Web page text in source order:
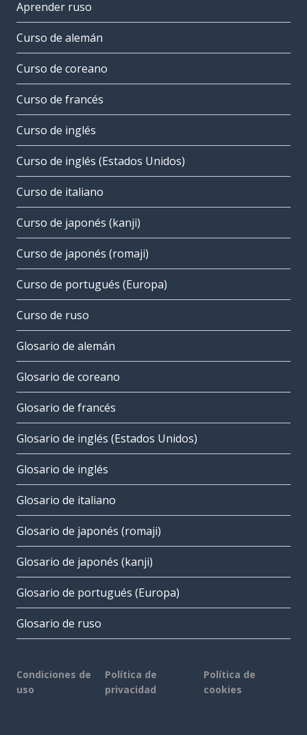
Aprender ruso
Curso de alemán
Curso de coreano
Curso de francés
Curso de inglés
Curso de inglés (Estados Unidos)
Curso de italiano
Curso de japonés (kanji)
Curso de japonés (romaji)
Curso de portugués (Europa)
Curso de ruso
Glosario de alemán
Glosario de coreano
Glosario de francés
Glosario de inglés (Estados Unidos)
Glosario de inglés
Glosario de italiano
Glosario de japonés (romaji)
Glosario de japonés (kanji)
Glosario de portugués (Europa)
Glosario de ruso
Condiciones de
uso
Política de
privacidad
Política de
cookies